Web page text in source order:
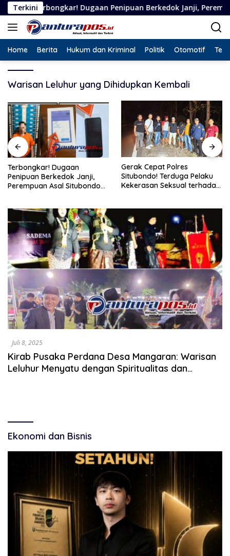
Langsung
ke
konten
TerkiniDugaan Penipuan Berkedok Janji, Perempuan Asal
Home Berita Hukum dan Kriminal Politik Otomotif
Warisan Leluhur yang Dihidupkan Kembali
Terbongkar! Dugaan
Penipuan Berkedok Janji,
Perempuan Asal Situbondo
Gerak Cepat Polres
Situbondo! Terduga Pelaku
Kekerasan Seksual terhadap
Juli 8, 2025
Kirab Pusaka Perdana Desa Mangaran: Warisan
Leluhur Menyatu dengan Spiritualitas dan
Ekonomi dan Bisnis